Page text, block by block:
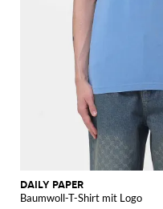
DAILY PAPER
Baumwoll-T-Shirt mit Logo